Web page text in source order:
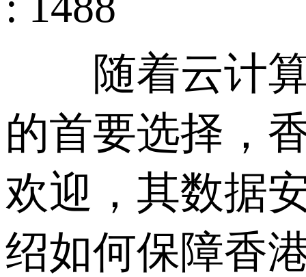
随着云计算
的首要选择，
欢迎，其数据
绍如何保障香